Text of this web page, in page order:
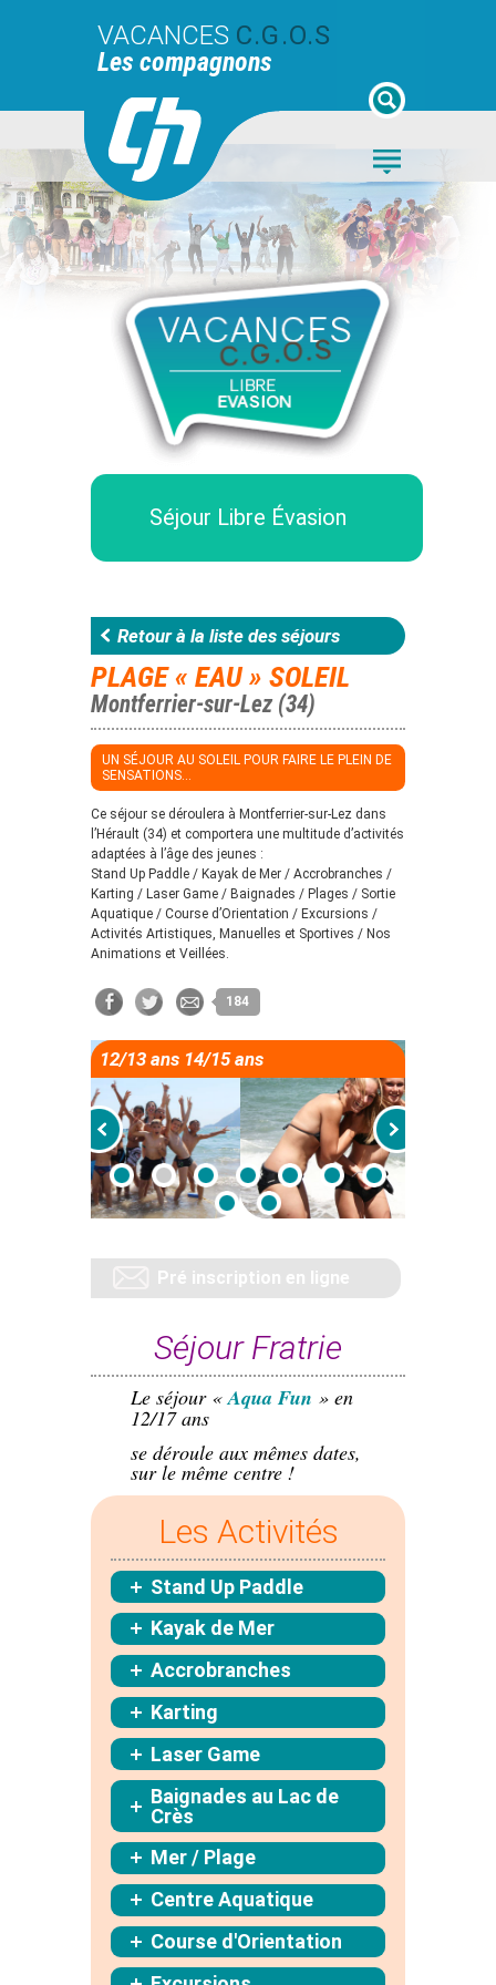
VACANCES C.G.O.S
Les compagnons
Séjour Libre Évasion
Retour à la liste des séjours
PLAGE « EAU » SOLEIL
Montferrier-sur-Lez (34)
UN SÉJOUR AU SOLEIL POUR FAIRE LE PLEIN DE
SENSATIONS...
Ce séjour se déroulera à Montferrier-sur-Lez dans
l’Hérault (34) et comportera une multitude d’activités
adaptées à l’âge des jeunes :
Stand Up Paddle / Kayak de Mer / Accrobranches /
Karting / Laser Game / Baignades / Plages / Sortie
Aquatique / Course d’Orientation / Excursions /
Activités Artistiques, Manuelles et Sportives / Nos
Animations et Veillées.
184
12/13 ans 14/15 ans
Pré inscription en ligne
Séjour Fratrie
Le séjour «Aqua Fun » en
12/17 ans
se déroule aux mêmes dates,
sur le même centre !
Les Activités
Stand Up Paddle
Kayak de Mer
Accrobranches
Karting
Laser Game
Baignades au Lac de
Crès
Mer / Plage
Centre Aquatique
Course d'Orientation